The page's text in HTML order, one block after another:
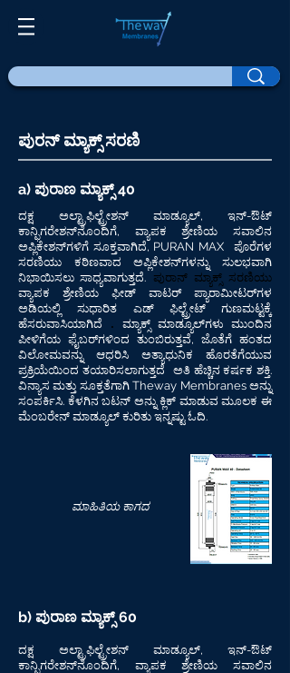
ಪುರನ್ ಮ್ಯಾಕ್ಸ್ ಸರಣಿ
a) ಪುರಾಣ ಮ್ಯಾಕ್ಸ್ 40
ದಕ್ಷ ಅಲ್ಟ್ರಾಫಿಲ್ಟ್ರೇಶನ್ ಮಾಡ್ಯೂಲ್, ಇನ್-ಔಟ್
ಕಾನ್ಫಿಗರೇಶನ್‌ನೊಂದಿಗೆ, ವ್ಯಾಪಕ ಶ್ರೇಣಿಯ ಸವಾಲಿನ
ಅಪ್ಲಿಕೇಶನ್‌ಗಳಿಗೆ ಸೂಕ್ತವಾಗಿದೆ, PURAN MAX
ಪೊರೆಗಳ
ಸರಣಿಯು ಕಠಿಣವಾದ ಅಪ್ಲಿಕೇಶನ್‌ಗಳನ್ನು ಸುಲಭವಾಗಿ
ನಿಭಾಯಿಸಲು ಸಾಧ್ಯವಾಗುತ್ತದೆ. ಪುರಾನ್ ಮ್ಯಾಕ್ಸ್ ಸರಣಿಯು
ವ್ಯಾಪಕ ಶ್ರೇಣಿಯ ಫೀಡ್ ವಾಟರ್ ಪ್ಯಾರಾಮೀಟರ್‌ಗಳ
ಅಡಿಯಲ್ಲಿ
ಸುಧಾರಿತ ಎಡ್ ಫಿಲ್ಟ್ರೇಟ್ ಗುಣಮಟ್ಟಕ್ಕೆ
ಹೆಸರುವಾಸಿಯಾಗಿದೆ . ಮ್ಯಾಕ್ಸ್ ಮಾಡ್ಯೂಲ್‌ಗಳು ಮುಂದಿನ
ಪೀಳಿಗೆಯ ಫೈಬರ್‌ಗಳಿಂದ ತುಂಬಿರುತ್ತವೆ, ಜೊತೆಗೆ ಹಂತದ
ವಿಲೋಮವನ್ನು ಆಧರಿಸಿ ಅತ್ಯಾಧುನಿಕ ಹೊರತೆಗೆಯುವ
ಪ್ರಕ್ರಿಯೆಯಿಂದ ತಯಾರಿಸಲಾಗುತ್ತದೆ
ಅತಿ ಹೆಚ್ಚಿನ ಕರ್ಷಕ ಶಕ್ತಿ.
ವಿನ್ಯಾಸ ಮತ್ತು ಸೂಕ್ತತೆಗಾಗಿ Theway Membranes ಅನ್ನು
ಸಂಪರ್ಕಿಸಿ. ಕೆಳಗಿನ ಬಟನ್ ಅನ್ನು ಕ್ಲಿಕ್ ಮಾಡುವ ಮೂಲಕ ಈ
ಮೆಂಬರೇನ್ ಮಾಡ್ಯೂಲ್ ಕುರಿತು ಇನ್ನಷ್ಟು ಓದಿ.
ಮಾಹಿತಿಯ ಕಾಗದ
b) ಪುರಾಣ ಮ್ಯಾಕ್ಸ್ 60
ದಕ್ಷ ಅಲ್ಟ್ರಾಫಿಲ್ಟ್ರೇಶನ್ ಮಾಡ್ಯೂಲ್, ಇನ್-ಔಟ್
ಕಾನ್ಫಿಗರೇಶನ್‌ನೊಂದಿಗೆ, ವ್ಯಾಪಕ ಶ್ರೇಣಿಯ ಸವಾಲಿನ